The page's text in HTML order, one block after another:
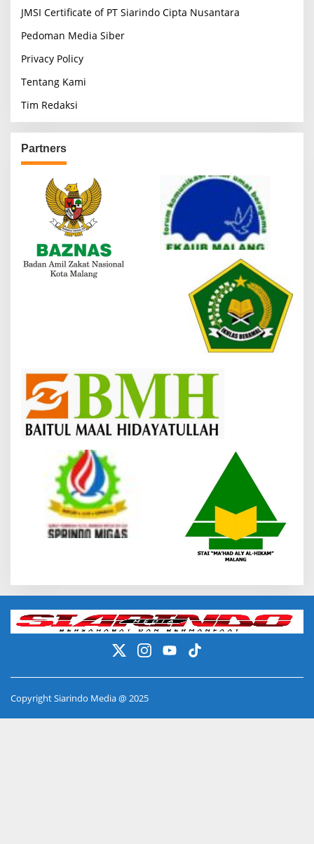
JMSI Certificate of PT Siarindo Cipta Nusantara
Pedoman Media Siber
Privacy Policy
Tentang Kami
Tim Redaksi
Partners
Copyright Siarindo Media @ 2025